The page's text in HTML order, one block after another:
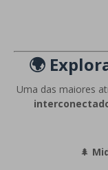
🌍
Uma das maiores
🌲